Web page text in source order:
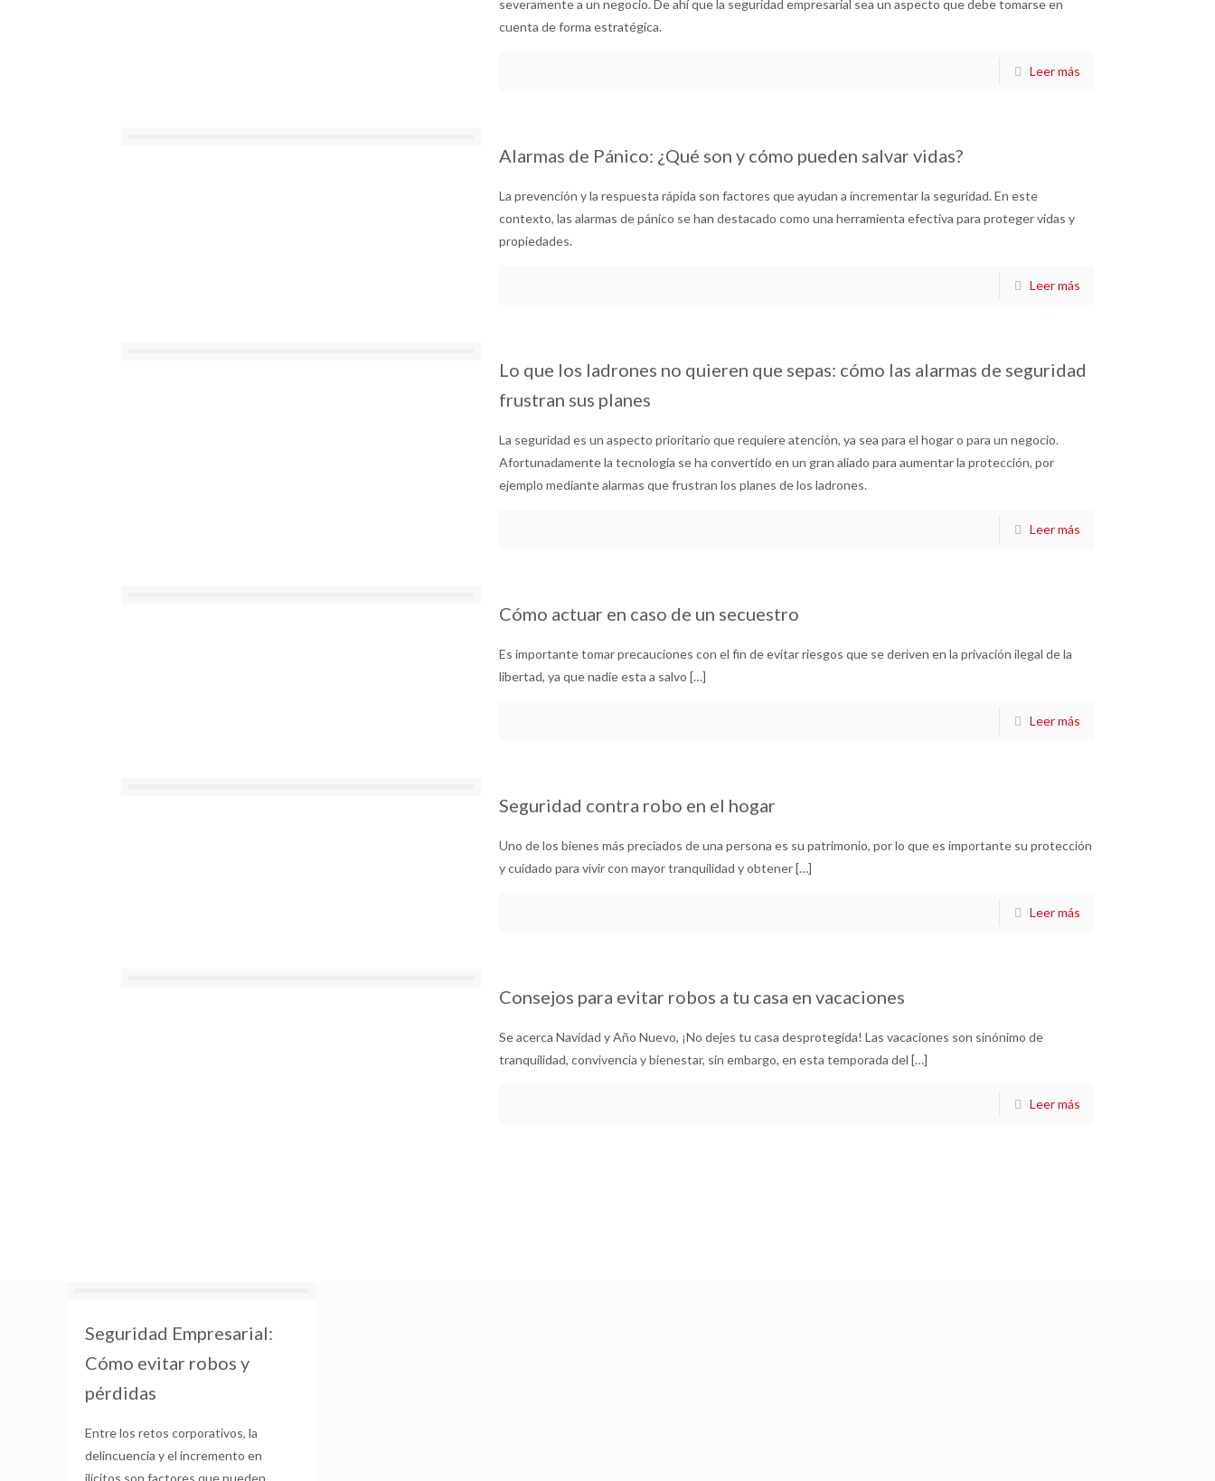
severamente a un negocio. De ahí que la seguridad empresarial sea un aspecto que debe tomarse en
cuenta de forma estratégica.
Leer más
Alarmas de Pánico: ¿Qué son y cómo pueden salvar vidas?
La prevención y la respuesta rápida son factores que ayudan a incrementar la seguridad. En este
contexto, las alarmas de pánico se han destacado como una herramienta efectiva para proteger vidas y
propiedades.
Leer más
Lo que los ladrones no quieren que sepas: cómo las alarmas de seguridad
frustran sus planes
La seguridad es un aspecto prioritario que requiere atención, ya sea para el hogar o para un negocio.
Afortunadamente la tecnología se ha convertido en un gran aliado para aumentar la protección, por
ejemplo mediante alarmas que frustran los planes de los ladrones.
Leer más
Cómo actuar en caso de un secuestro
Es importante tomar precauciones con el fin de evitar riesgos que se deriven en la privación ilegal de la
libertad, ya que nadie esta a salvo […]
Leer más
Seguridad contra robo en el hogar
Uno de los bienes más preciados de una persona es su patrimonio, por lo que es importante su protección
y cuidado para vivir con mayor tranquilidad y obtener[…]
Leer más
Consejos para evitar robos a tu casa en vacaciones
Se acerca Navidad y Año Nuevo, ¡No dejes tu casa desprotegida! Las vacaciones son sinónimo de
tranquilidad, convivencia y bienestar, sin embargo, en esta temporada del […]
Leer más
Seguridad Empresarial:
Cómo evitar robos y
pérdidas
Entre los retos corporativos, la
delincuencia y el incremento en